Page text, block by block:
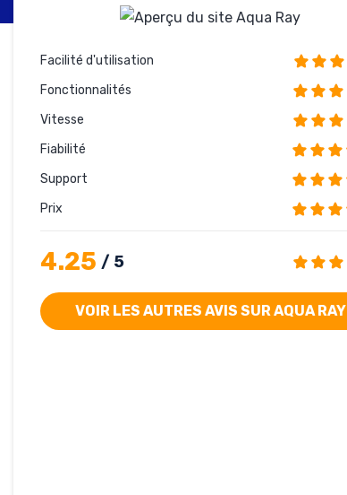
Facilité d'utilisation
Fonctionnalités
Vitesse
Fiabilité
Support
Prix
4.25 / 5
VOIR LES AUTRES AVIS SUR AQUA RAY